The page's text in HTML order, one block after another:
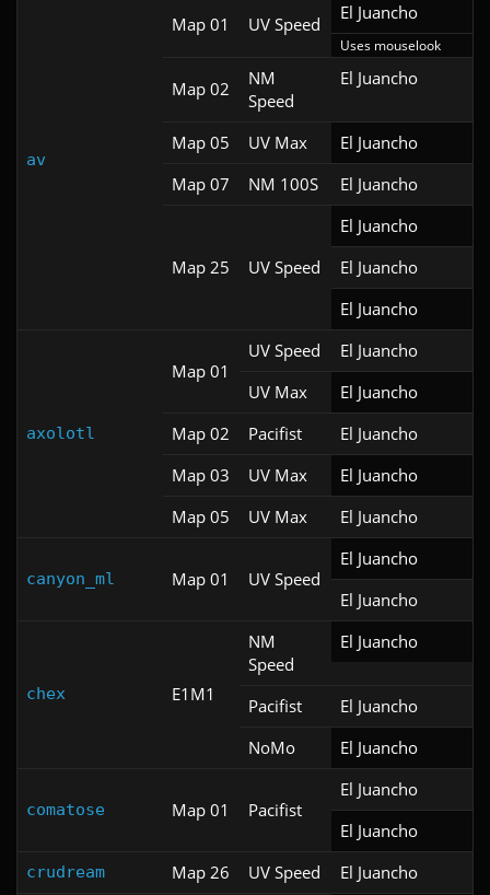
av
Map 01 UV Speed
El Juancho
Uses mouselook
Map 02
NM
Speed
El Juancho
Map 05 UV Max
El Juancho
Map 07
NM 100S El Juancho
Map 25 UV Speed
El Juancho
El Juancho
El Juancho
axolotl
Map 01
UV Speed
El Juancho
UV Max
El Juancho
Map 02
Pacifist
El Juancho
Map 03
UV Max
El Juancho
Map 05
UV Max El Juancho
canyon_ml Map 01 UV Speed
El Juancho
El Juancho
chex E1M1
NM
Speed
El Juancho
Pacifist
El Juancho
NoMo
El Juancho
comatose Map 01 Pacifist
El Juancho
El Juancho
crudream Map 26 UV Speed El Juancho